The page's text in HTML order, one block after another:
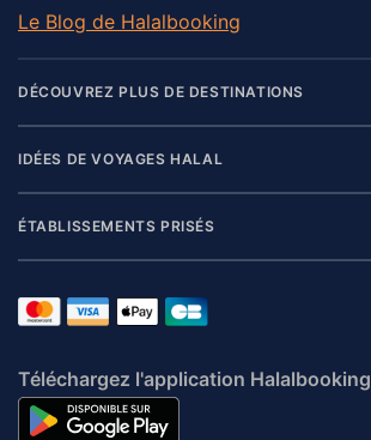
Le Blog de Halalbooking
DÉCOUVREZ PLUS DE DESTINATIONS
IDÉES DE VOYAGES HALAL
ÉTABLISSEMENTS PRISÉS
Téléchargez l'application Halalbooking